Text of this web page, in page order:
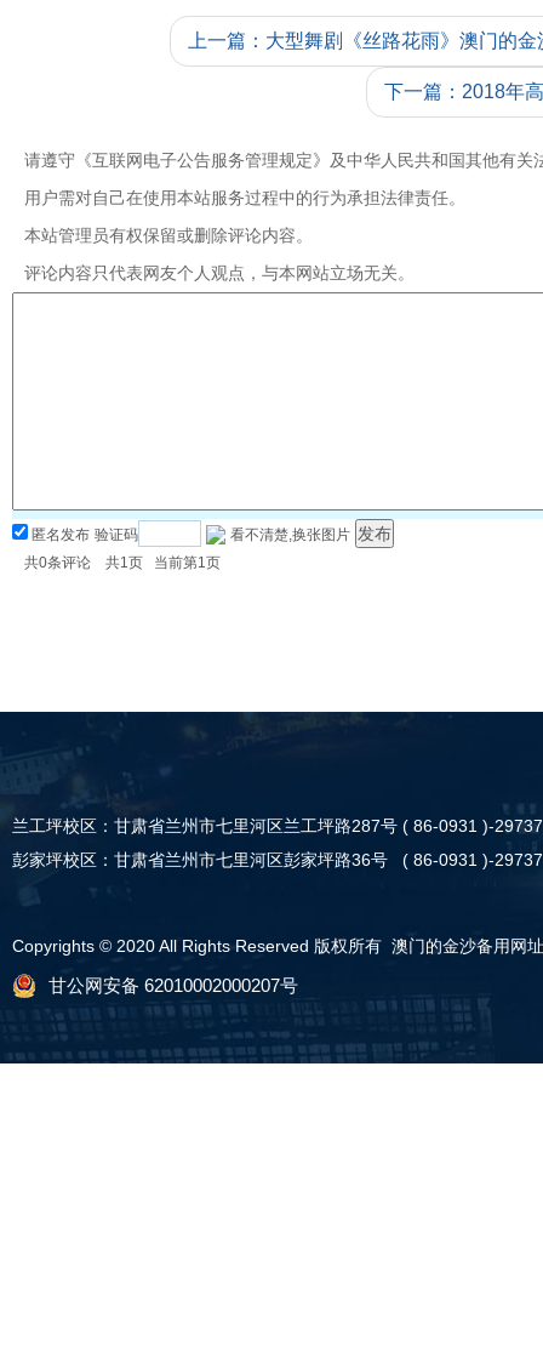
上一篇：大型舞剧《丝路花雨》澳门的
下一篇：2018年
请遵守《互联网电子公告服务管理规定》及中华人民共和国其他有关
用户需对自己在使用本站服务过程中的行为承担法律责任。
本站管理员有权保留或删除评论内容。
评论内容只代表网友个人观点，与本网站立场无关。
匿名发布 验证码
看不清楚,换张图片
共0条评论 共1 页 当前第1 页
兰工坪校区：甘肃省兰州市七里河区兰工坪路287号 ( 86-0931 )-
彭家坪校区：甘肃省兰州市七里河区彭家坪路36号 ( 86-0931 )-
Copyrights © 2020 All Rights Reserved 版权所有 澳门的金沙备用网
甘公网安备 62010002000207号